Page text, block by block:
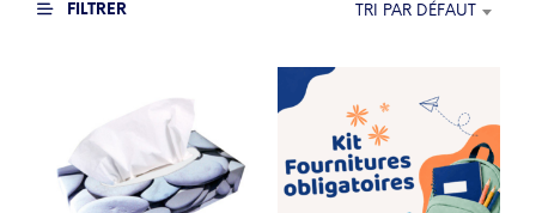
FILTRER TRI PAR DÉFAUT